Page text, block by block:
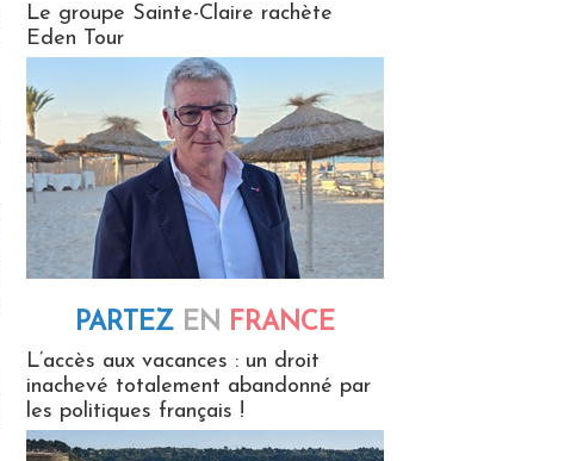
Le groupe Sainte-Claire rachète
Eden Tour
PARTEZ EN FRANCE
L’accès aux vacances : un droit
inachevé totalement abandonné par
les politiques français !